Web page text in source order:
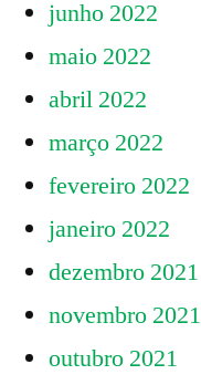
junho 2022
maio 2022
abril 2022
março 2022
fevereiro 2022
janeiro 2022
dezembro 2021
novembro 2021
outubro 2021